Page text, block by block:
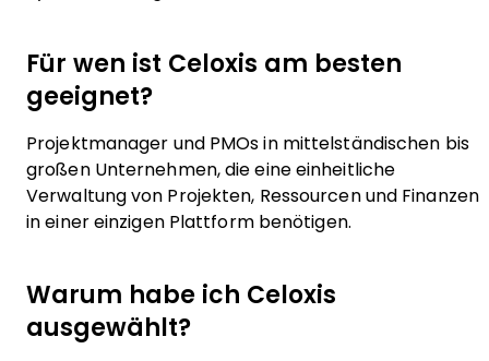
Für wen ist Celoxis am besten
geeignet?
Projektmanager und PMOs in mittelständischen bis
großen Unternehmen, die eine einheitliche
Verwaltung von Projekten, Ressourcen und Finanzen
in einer einzigen Plattform benötigen.
Warum habe ich Celoxis
ausgewählt?